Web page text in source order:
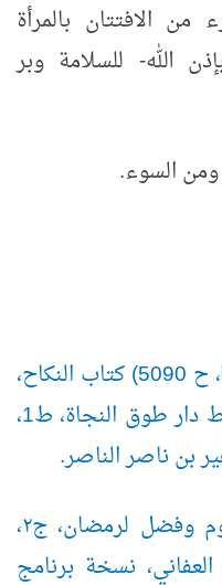
الافتتان بالمرأة
الله- للسلامة وبر
ومن السوء.
[1] صحيح البخاري (ج7، ص8، ح 5090) كتاب النكاح،
باب مَا يُتَّقَى مِنْ شُؤْم المَرْأَة، ط دار طوق النجاة، ط1،
[2] نداء الريان في فقه الصوم وفضل لرمضان، ج٢،
العفاني، نسخة برنامج